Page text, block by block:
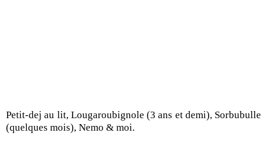
Petit-dej au lit, Lougaroubignole (3 ans et demi), Sorbubulle
(quelques mois), Nemo & moi.